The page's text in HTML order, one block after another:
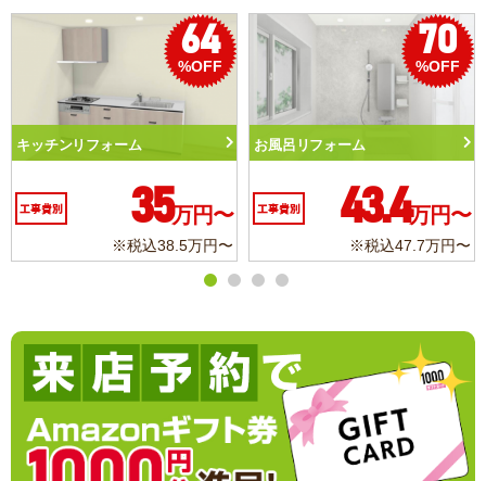
64
%OFF
キッチンリフォーム
工事費別 35万円〜
※税込38.5万円〜
70
%OFF
お風呂リフォーム
工事費別 43.4万円〜
※税込47.7万円〜